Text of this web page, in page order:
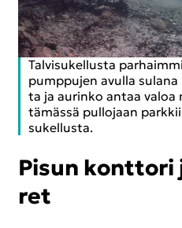
Tal­vi­su­kel­lus­ta
pump­pu­jen avul­la
ta ja au­rin­ko antaa
tä­mäs­sä pul­lo­jaan
su­kel­lus­ta.
Pisun kont­to­ri
ret